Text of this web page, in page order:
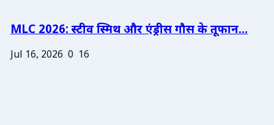
MLC 2026: स्टीव स्मिथ और एंड्रीस गौस के तूफान...
Jul 16, 2026 0 16